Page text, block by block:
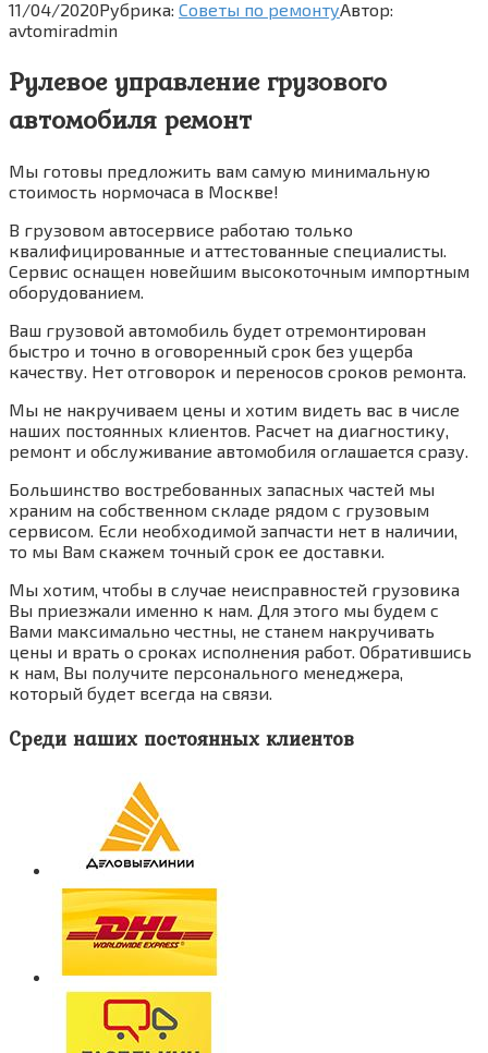
11/04/2020Рубрика: Советы по ремонтуАвтор:
avtomiradmin
Рулевое управление грузового
автомобиля ремонт
Мы готовы предложить вам самую минимальную
стоимость нормочаса в Москве!
В грузовом автосервисе работаю только
квалифицированные и аттестованные специалисты.
Сервис оснащен новейшим высокоточным импортным
оборудованием.
Ваш грузовой автомобиль будет отремонтирован
быстро и точно в оговоренный срок без ущерба
качеству. Нет отговорок и переносов сроков ремонта.
Мы не накручиваем цены и хотим видеть вас в числе
наших постоянных клиентов. Расчет на диагностику,
ремонт и обслуживание автомобиля оглашается сразу.
Большинство востребованных запасных частей мы
храним на собственном складе рядом с грузовым
сервисом. Если необходимой запчасти нет в наличии,
то мы Вам скажем точный срок ее доставки.
Мы хотим, чтобы в случае неисправностей грузовика
Вы приезжали именно к нам. Для этого мы будем с
Вами максимально честны, не станем накручивать
цены и врать о сроках исполнения работ. Обратившись
к нам, Вы получите персонального менеджера,
который будет всегда на связи.
Среди наших постоянных клиентов